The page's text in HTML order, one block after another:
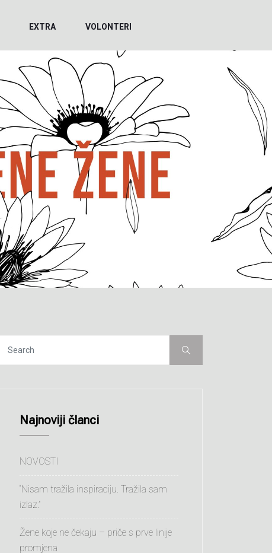
EXTRA VOLONTERI
Najnoviji članci
NOVOSTI
“Nisam tražila inspiraciju. Tražila sam
izlaz.”
Žene koje ne čekaju – priče s prve linije
promjena